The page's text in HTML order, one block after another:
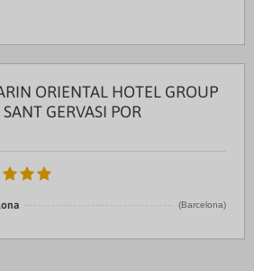
ORIENTAL HOTEL GROUP
GERVASI POR
(Barcelona)